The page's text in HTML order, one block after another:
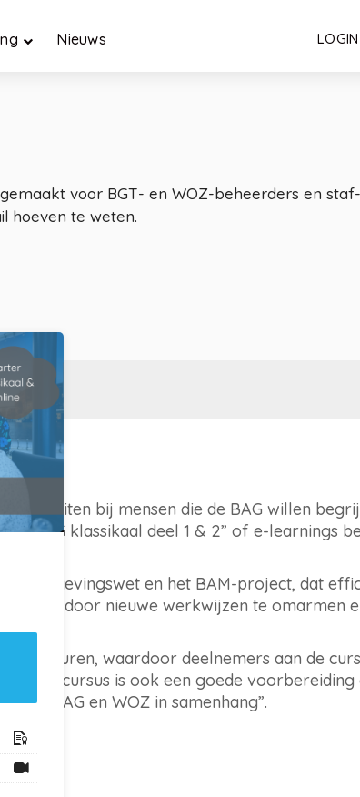
Nieuws LOGIN
voor BGT- en WOZ-beheerders en
hoeven te weten.
te sluiten bij mensen die de BAG willen
“BAG klassikaal deel 1 & 2” of e-learnings
Omgevingswet en het BAM-project, dat
door nieuwe werkwijzen te omarmen
gebeuren, waardoor deelnemers aan de
Deze cursus is ook een goede voorbereiding
van BAG en WOZ in samenhang”.